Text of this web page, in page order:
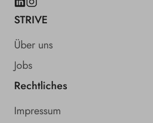
LinkedIn
Instagram
STRIVE
Über uns
Jobs
Rechtliches
Impressum